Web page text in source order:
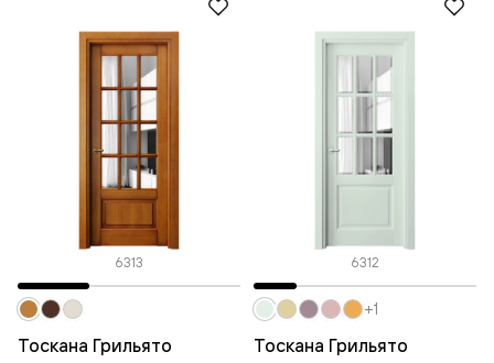
6313
Тоскана Грильято
6312
Тоскана Грильято
+1